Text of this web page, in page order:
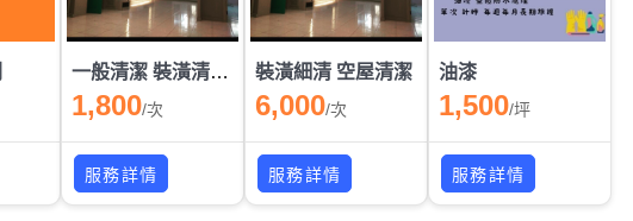
一般清潔 裝潢清潔 大掃除
1,800/次
服務詳情
裝潢細清 空屋清潔
6,000/次
服務詳情
油漆
1,500/坪
服務詳情